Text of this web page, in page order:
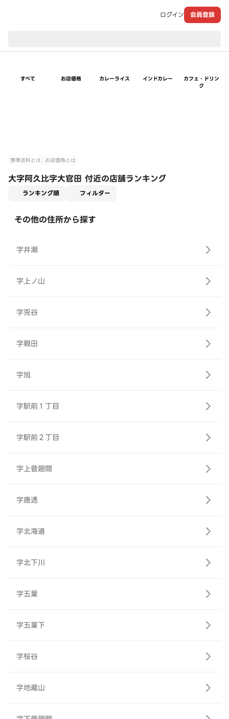
ログイン 会員登録
すべて お店価格 カレーライス インドカレー
カフェ・ドリン
ク
標準送料とは お店価格とは
大字阿久比字大官田 付近の店舗ランキング
ランキング順 フィルター
その他の住所から探す
字井瀬
字上ノ山
字兎谷
字親田
字旭
字駅前１丁目
字駅前２丁目
字上菅廻間
字唐透
字北海道
字北下川
字五葉
字五葉下
字桜谷
字地蔵山